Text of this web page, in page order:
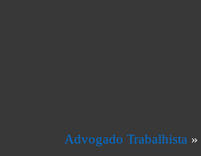
Advogado Trabalhista »